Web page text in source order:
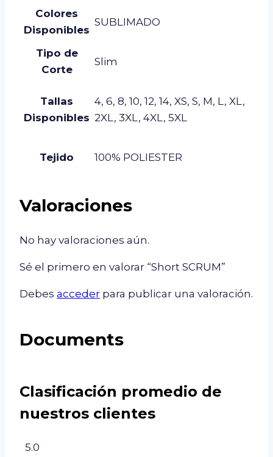
Colores
Disponibles
SUBLIMADO
Tipo de
Corte
Slim
Tallas
Disponibles
4, 6, 8, 10, 12, 14, XS, S, M, L, XL,
2XL, 3XL, 4XL, 5XL
Tejido 100% POLIESTER
Valoraciones
No hay valoraciones aún.
Sé el primero en valorar “Short SCRUM”
Debes acceder para publicar una valoración.
Documents
Clasificación promedio de
nuestros clientes
5.0